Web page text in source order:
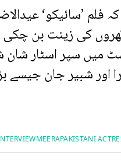
فلم ’سائیکو‘
کی زینت بن
میں سپر اسٹار شان
اور شبیر جان جیسے
PAKISTANI
MEERA